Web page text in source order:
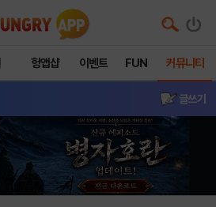
헝앱샵 이벤트 FUN 커뮤니티
글쓰기